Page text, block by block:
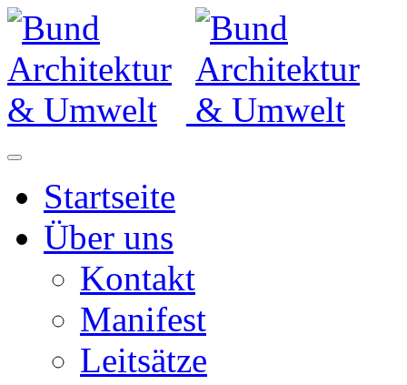
Startseite
Über uns
Kontakt
Manifest
Leitsätze